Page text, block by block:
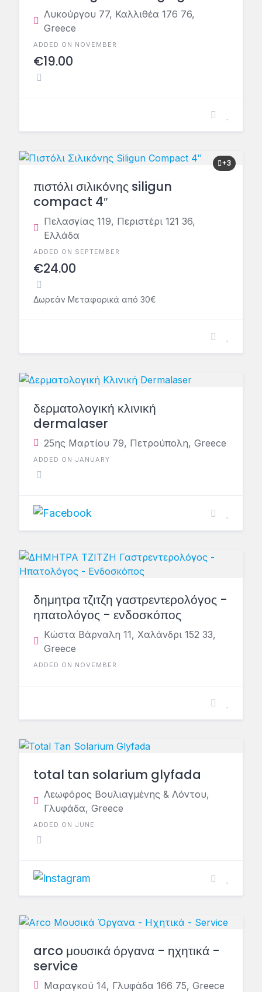
station 100w black 60167
Λυκούργου 77, Καλλιθέα 176 76,
Greece
ADDED ON NOVEMBER
€19.00
+3
πιστόλι σιλικόνης siligun
compact 4″
Πελασγίας 119, Περιστέρι 121 36,
Ελλάδα
ADDED ON SEPTEMBER
€24.00
Δωρεάν Μεταφορικά από 30€
δερματολογική κλινική
dermalaser
25ης Μαρτίου 79, Πετρούπολη, Greece
ADDED ON JANUARY
δημητρα τζιτζη γαστρεντερολόγος -
ηπατολόγος - ενδοσκόπος
Κώστα Βάρναλη 11, Χαλάνδρι 152 33,
Greece
ADDED ON NOVEMBER
total tan solarium glyfada
Λεωφόρος Βουλιαγμένης & Λόντου,
Γλυφάδα, Greece
ADDED ON JUNE
arco μουσικά όργανα - ηχητικά -
service
Μαραγκού 14, Γλυφάδα 166 75, Greece